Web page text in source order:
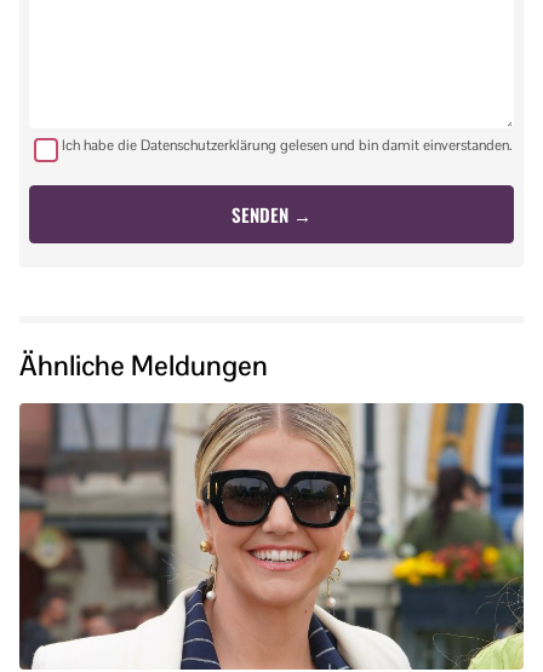
Ich habe die Datenschutzerklärung gelesen und bin damit einverstanden.
Ähnliche Meldungen